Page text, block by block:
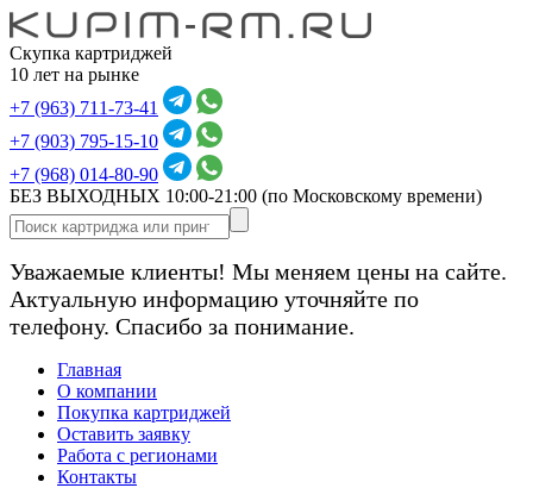
Скупка картриджей
10 лет на рынке
+7 (963) 711-73-41
+7 (903) 795-15-10
+7 (968) 014-80-90
БЕЗ ВЫХОДНЫХ 10:00-21:00 (по Московскому времени)
Уважаемые клиенты! Мы меняем цены на сайте.
Актуальную информацию уточняйте по
телефону. Спасибо за понимание.
Главная
О компании
Покупка картриджей
Оставить заявку
Работа с регионами
Контакты